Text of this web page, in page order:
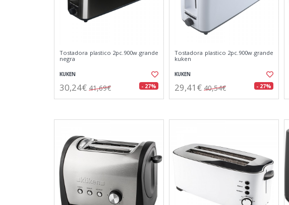
Tostadora plastico 2pc.900w.grande
negra
KUKEN
30,24€ 41,69€ - 27%
Tostadora plastico 2pc.900w.grande
kuken
KUKEN
29,41€ 40,54€ - 27%